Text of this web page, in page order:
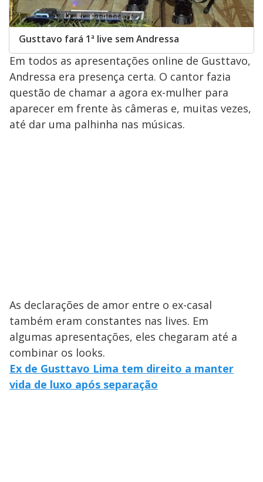
Gusttavo fará 1ª live sem Andressa
Em todos as apresentações online de Gusttavo,
Andressa era presença certa. O cantor fazia
questão de chamar a agora ex-mulher para
aparecer em frente às câmeras e, muitas vezes,
até dar uma palhinha nas músicas.
As declarações de amor entre o ex-casal
também eram constantes nas lives. Em
algumas apresentações, eles chegaram até a
combinar os looks.
Ex de Gusttavo Lima tem direito a manter
vida de luxo após separação